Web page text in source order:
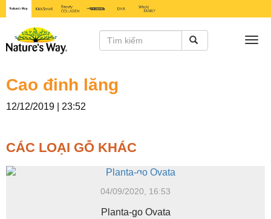
Cao đinh lăng
12/12/2019 | 23:52
CÁC LOẠI GỖ KHÁC
04/09/2020, 16:53
Planta-go Ovata